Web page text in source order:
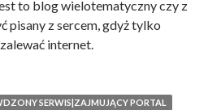
to blog wielotematyczny czy z
pisany z sercem, gdyż tylko
internet.
SERWIS|ZAJMUJĄCY PORTAL